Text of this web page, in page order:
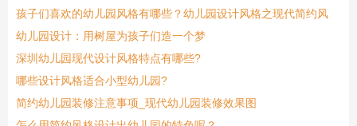
孩子们喜欢的幼儿园风格有哪些？幼儿园设计风格之现代简约风
幼儿园设计：用树屋为孩子们造一个梦
深圳幼儿园现代设计风格特点有哪些?
哪些设计风格适合小型幼儿园?
简约幼儿园装修注意事项_现代幼儿园装修效果图